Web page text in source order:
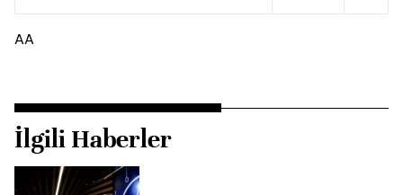
AA
İlgili Haberler